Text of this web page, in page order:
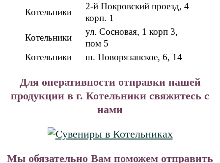
Котельники
2-й Покровский проезд, 4
корп. 1
Котельники
ул. Сосновая, 1 корп 3,
пом 5
Котельники
ш. Новорязанское, 6, 14
Для оперативности отправки нашей
продукции в г. Котельники свяжитесь с
нами
Мы обязательно Вам поможем отправить